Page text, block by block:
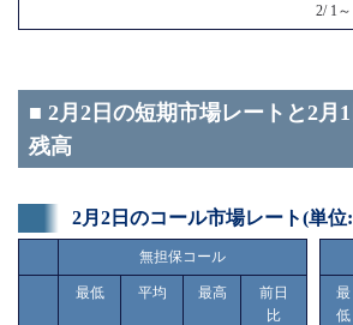
2/ 1
■ 2月2日の短期市場レートと2月
残高
2月2日のコール市場レート(単
無担保コール
最低 平均 最高
前日
比
最
低